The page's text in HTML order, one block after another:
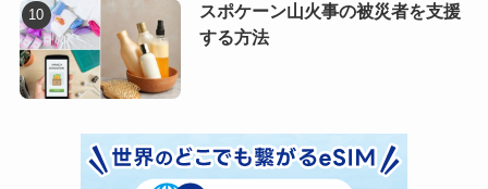
スポケーン山火事の被災者を支援
する方法